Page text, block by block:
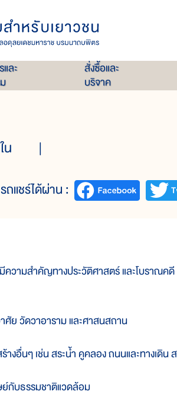
ละ
สั่งซื้อและ
บริจาค
น
ถแชร์ได้ผ่าน :
มสำคัญทางประวัติศาสตร์ และโบราณคดี
วัดวาอาราม และศาสนสถาน
นๆ เช่น สระน้ำ คูคลอง ถนนและทางเดิน
บธรรมชาติแวดล้อม